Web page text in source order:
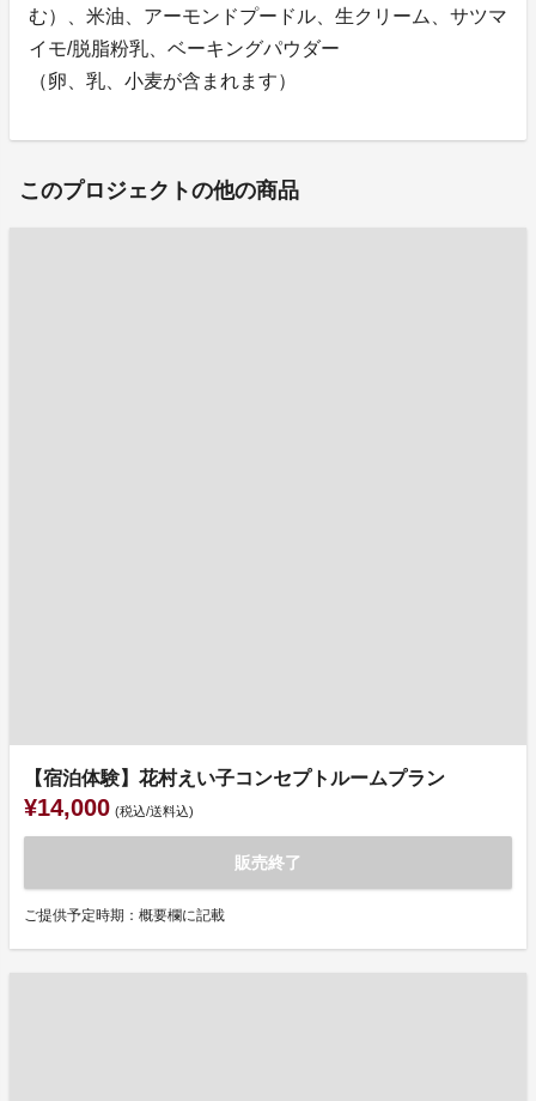
む）、米油、アーモンドプードル、生クリーム、サツマ
イモ/脱脂粉乳、ベーキングパウダー
（卵、乳、小麦が含まれます）
このプロジェクトの他の商品
【宿泊体験】花村えい子コンセプトルームプラン
¥14,000 (税込/送料込)
販売終了
ご提供予定時期：概要欄に記載